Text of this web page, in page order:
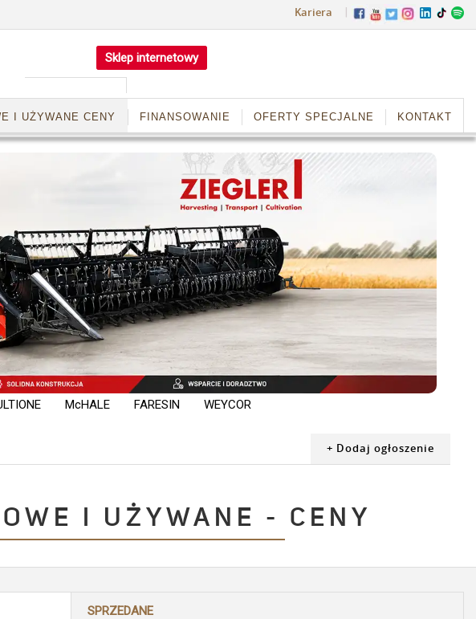
Kariera
Sklep internetowy
I UŻYWANE CENY FINANSOWANIE OFERTY SPECJALNE KONTAKT
McHALE FARESIN WEYCOR
BERGMANN
+ Dodaj ogłoszenie
I UŻYWANE - CENY
SPRZEDANE